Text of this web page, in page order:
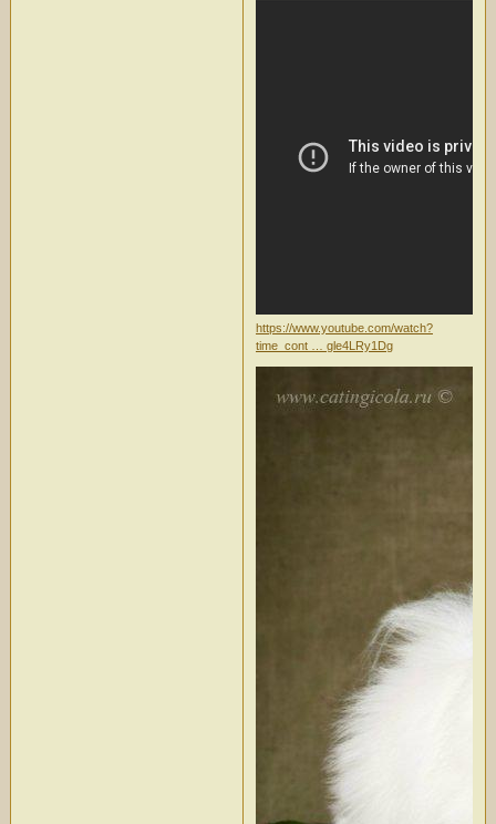
https://www.youtube.com/watch?
time_cont … gle4LRy1Dg